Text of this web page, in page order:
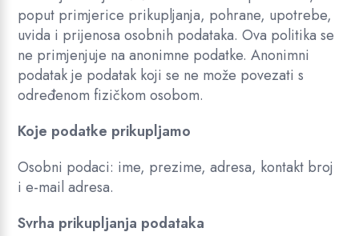
poput primjerice prikupljanja, pohrane, upotrebe,
uvida i prijenosa osobnih podataka. Ova politika se
ne primjenjuje na anonimne podatke. Anonimni
podatak je podatak koji se ne može povezati s
određenom fizičkom osobom.
Koje podatke prikupljamo
Osobni podaci: ime, prezime, adresa, kontakt broj
i e-mail adresa.
Svrha prikupljanja podataka